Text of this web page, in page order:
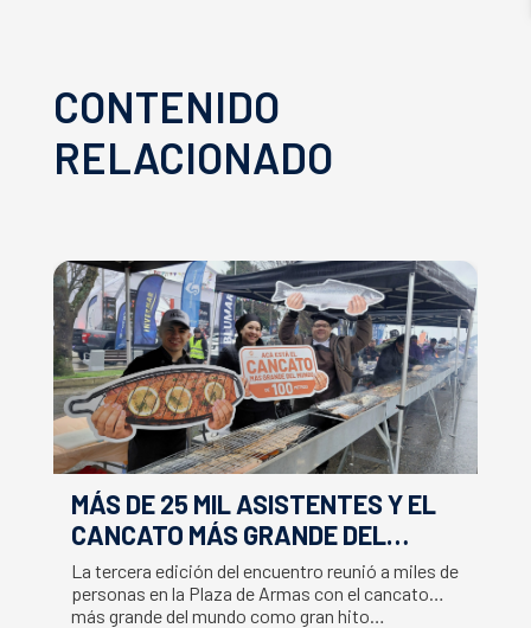
CONTENIDO
RELACIONADO
MÁS DE 25 MIL ASISTENTES Y EL
CANCATO MÁS GRANDE DEL
MUNDO MARCAN EXITOSO CIERRE
DE LA SEMANA DEL SALMÓN
La tercera edición del encuentro reunió a miles de
personas en la Plaza de Armas con el cancato
más grande del mundo como gran hito…